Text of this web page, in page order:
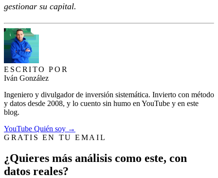
gestionar su capital.
ESCRITO POR
Iván González
Ingeniero y divulgador de inversión sistemática. Invierto con método
y datos desde 2008, y lo cuento sin humo en YouTube y en este
blog.
YouTube Quién soy →
GRATIS EN TU EMAIL
¿Quieres más análisis como este, con
datos reales?